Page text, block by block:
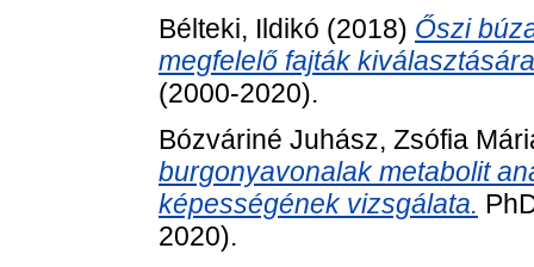
Bélteki, Ildikó (2018) Őszi
megfelelő fajták
(2000-2020).
Bózváriné Juhász, Zsófia
burgonyavonalak metabolit
képességének vizsgálata.
2020).